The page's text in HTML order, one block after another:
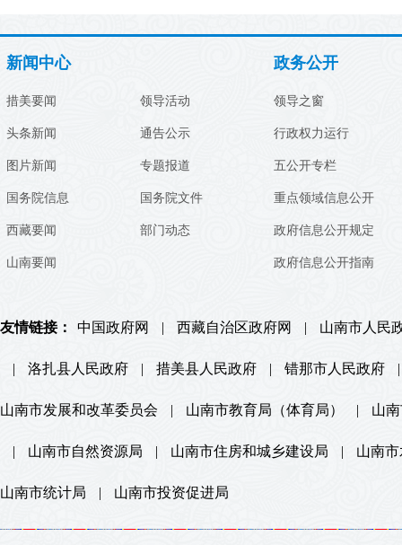
新闻中心
措美要闻
头条新闻
图片新闻
国务院信息
西藏要闻
山南要闻
领导活动
通告公示
专题报道
国务院文件
部门动态
政务公开
领导之窗
行政权力运行
五公开专栏
重点领域信息公开
政府信息公开规定
政府信息公开指南
友情链接： 中国政府网 | 西藏自治区政府网 | 山南市人民
| 洛扎县人民政府 | 措美县人民政府 | 错那市人民政府 |
山南市发展和改革委员会 | 山南市教育局（体育局） | 山
| 山南市自然资源局 | 山南市住房和城乡建设局 | 山南
山南市统计局 | 山南市投资促进局